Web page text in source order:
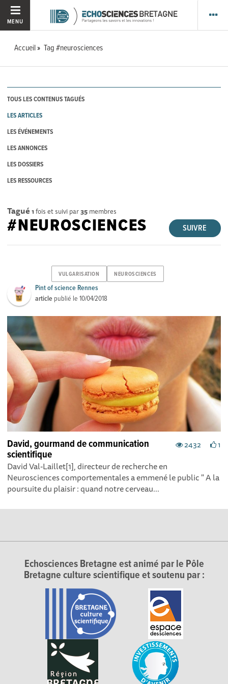
MENU
Accueil Tag #neurosciences
TOUS LES CONTENUS TAGUÉS
LES ARTICLES
LES ÉVÉNEMENTS
LES ANNONCES
LES DOSSIERS
LES RESSOURCES
Tagué 1 fois et suivi par35 membres
SUIVRE
#NEUROSCIENCES
VULGARISATION NEUROSCIENCES
Pint of science Rennes
article publié le10/04/2018
2432 1
David, gourmand de communication
scientifique
David Val-Laillet[1], directeur de recherche en
Neurosciences comportementales a emmené le public " A la
poursuite du plaisir : quand notre cerveau...
Echosciences Bretagne est animé par le Pôle
Bretagne culture scientifique et soutenu par :